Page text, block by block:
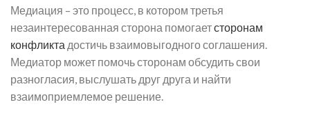
Медиация – это процесс, в котором третья
незаинтересованная сторона помогаетсторонам
конфликта достичь взаимовыгодного соглашения.
Медиатор может помочь сторонам обсудить свои
разногласия, выслушать друг друга и найти
взаимоприемлемое решение.